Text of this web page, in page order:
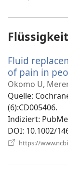
Fluid
of pain in
Okomo U,
Quelle‎:
(6):CD005406.
Indiziert‎:
DOI‎: 10.1002/
https://